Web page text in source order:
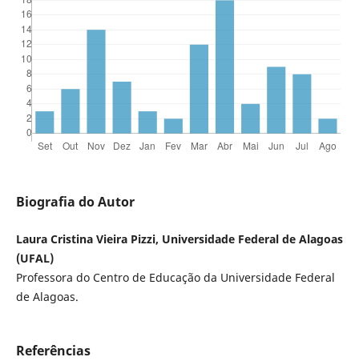
Biografia do Autor
Laura Cristina Vieira Pizzi, Universidade Federal de Alagoas
(UFAL)
Professora do Centro de Educação da Universidade Federal
de Alagoas.
Referências